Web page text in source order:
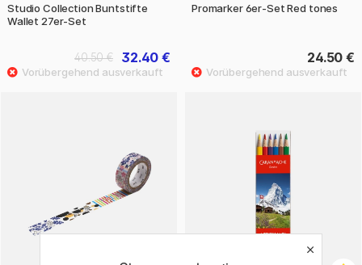
Studio Collection Buntstifte
Wallet 27er-Set
32.40 €
40.50 €
Promarker 6er-Set Red tones
24.50 €